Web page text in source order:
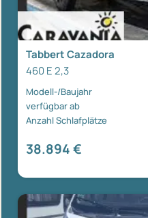
Tabbert Cazadora
460 E 2,3
Modell-/Baujahr
verfügbar ab
Anzahl Schlafplätze
38.894 €